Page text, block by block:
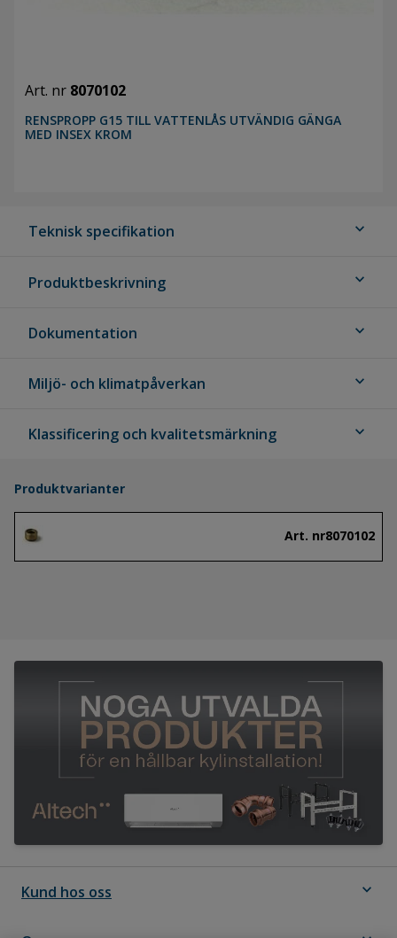
Art. nr 8070102
RENSPROPP G15 TILL VATTENLÅS UTVÄNDIG GÄNGA
MED INSEX KROM
Teknisk specifikation expand_more
Produktbeskrivning expand_more
Dokumentation expand_more
Miljö- och klimatpåverkan expand_more
Klassificering och kvalitetsmärkning expand_more
Produktvarianter
Art. nr8070102
Kund hos oss expand_more